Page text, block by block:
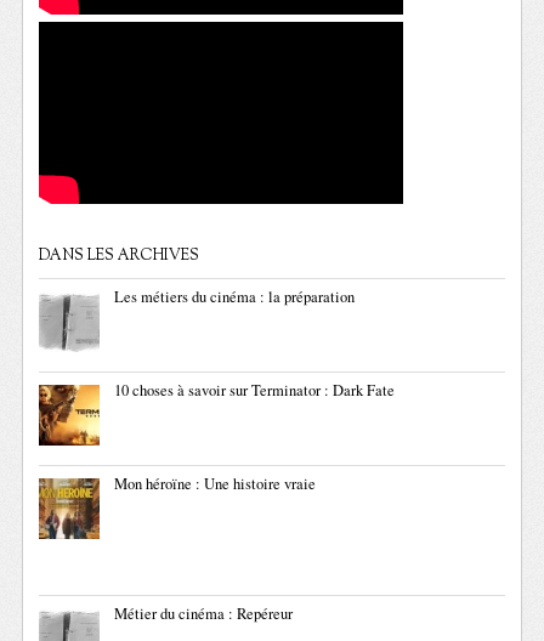
DANS LES ARCHIVES
Les métiers du cinéma : la préparation
10 choses à savoir sur Terminator : Dark Fate
Mon héroïne : Une histoire vraie
Métier du cinéma : Repéreur